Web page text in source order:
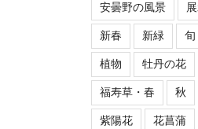
安曇野の風景
新春 新緑 旬
植物 牡丹の花
福寿草・春 秋
紫陽花 花菖蒲